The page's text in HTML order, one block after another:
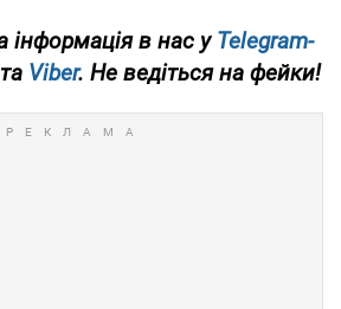
інформація в нас уTelegram-
Viber. Не ведіться на фейки!